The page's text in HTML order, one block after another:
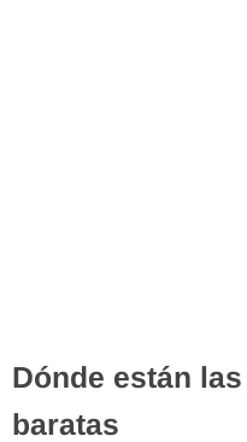
Dónde están
baratas